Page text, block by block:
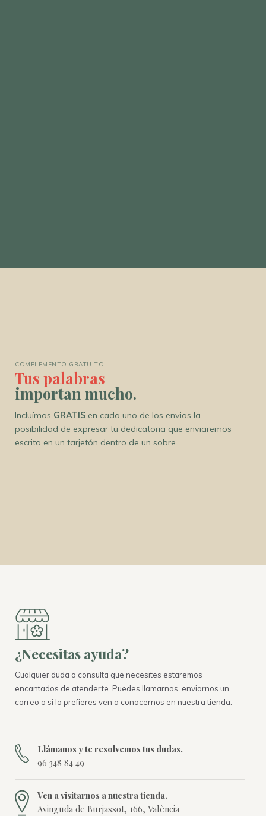
COMPLEMENTO GRATUITO
Tus palabras
importan mucho.
Incluímos GRATIS en cada uno de los envios la
posibilidad de expresar tu dedicatoria que enviaremos
escrita en un tarjetón dentro de un sobre.
¿Necesitas ayuda?
Cualquier duda o consulta que necesites estaremos
encantados de atenderte. Puedes llamarnos, enviarnos un
correo o si lo prefieres ven a conocernos en nuestra tienda.
Llámanos y te resolvemos tus dudas.
96 348 84 49
Ven a visitarnos a nuestra tienda.
Avinguda de Burjassot, 166, València